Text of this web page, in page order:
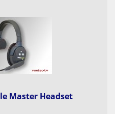
Master Headset